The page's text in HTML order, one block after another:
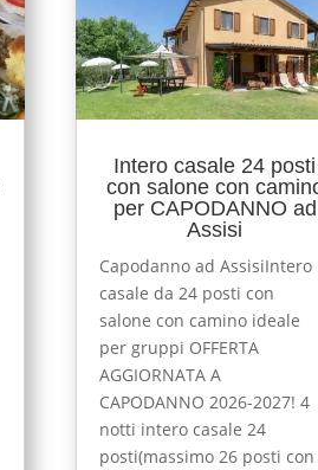
Intero casale 24 posti
con salone con
per CAPODANNO ad
Assisi
Capodanno ad AssisiIntero
casale da 24 posti con
salone con camino ideale
per gruppi OFFERTA
AGGIORNATA A
CAPODANNO 2026-2027! 4
notti intero casale 24
posti(massimo 26 posti con